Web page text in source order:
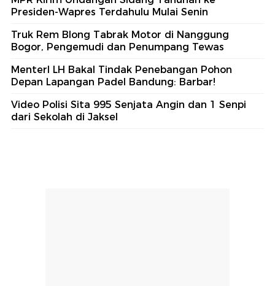
Presiden-Wapres Terdahulu Mulai Senin
Truk Rem Blong Tabrak Motor di Nanggung
Bogor, Pengemudi dan Penumpang Tewas
MenterI LH Bakal Tindak Penebangan Pohon
Depan Lapangan Padel Bandung: Barbar!
Video Polisi Sita 995 Senjata Angin dan 1 Senpi
dari Sekolah di Jaksel